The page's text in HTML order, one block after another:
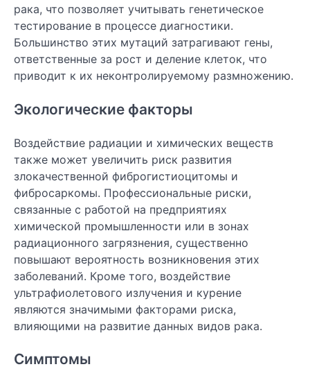
рака, что позволяет учитывать генетическое
тестирование в процессе диагностики.
Большинство этих мутаций затрагивают гены,
ответственные за рост и деление клеток, что
приводит к их неконтролируемому размножению.
Экологические факторы
Воздействие радиации и химических веществ
также может увеличить риск развития
злокачественной фиброгистиоцитомы и
фибросаркомы. Профессиональные риски,
связанные с работой на предприятиях
химической промышленности или в зонах
радиационного загрязнения, существенно
повышают вероятность возникновения этих
заболеваний. Кроме того, воздействие
ультрафиолетового излучения и курение
являются значимыми факторами риска,
влияющими на развитие данных видов рака.
Симптомы